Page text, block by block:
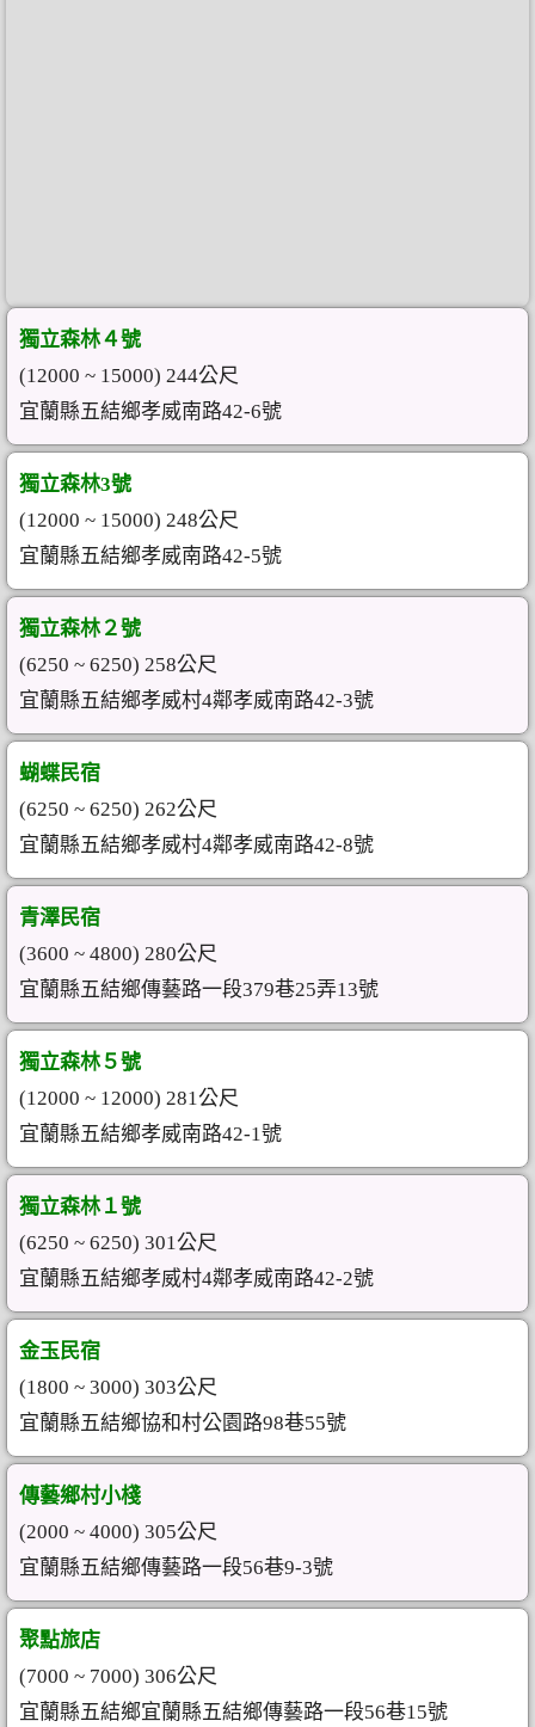
獨立森林４號
(12000 ~ 15000) 244公尺
宜蘭縣五結鄉孝威南路42-6號
獨立森林3號
(12000 ~ 15000) 248公尺
宜蘭縣五結鄉孝威南路42-5號
獨立森林２號
(6250 ~ 6250) 258公尺
宜蘭縣五結鄉孝威村4鄰孝威南路42-3號
蝴蝶民宿
(6250 ~ 6250) 262公尺
宜蘭縣五結鄉孝威村4鄰孝威南路42-8號
青澤民宿
(3600 ~ 4800) 280公尺
宜蘭縣五結鄉傳藝路一段379巷25弄13號
獨立森林５號
(12000 ~ 12000) 281公尺
宜蘭縣五結鄉孝威南路42-1號
獨立森林１號
(6250 ~ 6250) 301公尺
宜蘭縣五結鄉孝威村4鄰孝威南路42-2號
金玉民宿
(1800 ~ 3000) 303公尺
宜蘭縣五結鄉協和村公園路98巷55號
傳藝鄉村小棧
(2000 ~ 4000) 305公尺
宜蘭縣五結鄉傳藝路一段56巷9-3號
聚點旅店
(7000 ~ 7000) 306公尺
宜蘭縣五結鄉宜蘭縣五結鄉傳藝路一段56巷15號